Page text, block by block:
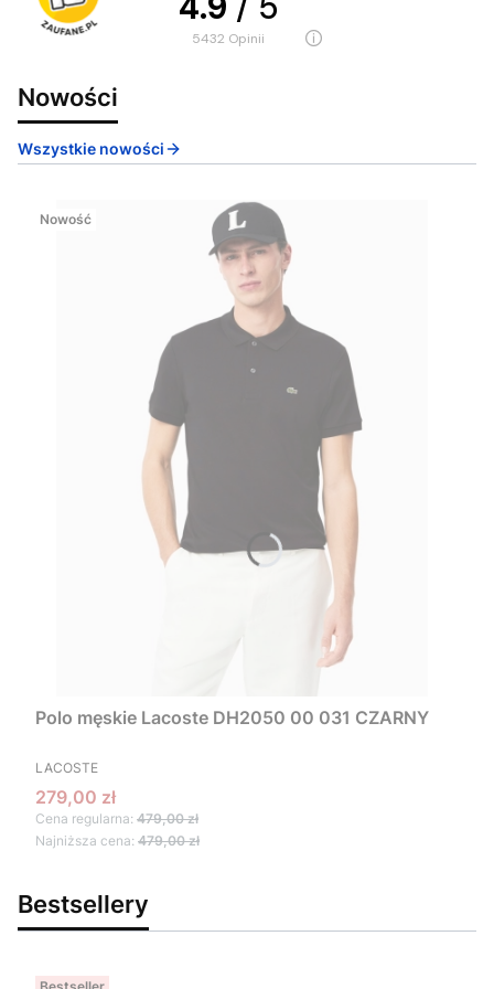
5432 opinii
Nowości
Wszystkie nowości
Nowość
Polo męskie Lacoste DH2050 00 031 CZARNY
PRODUCENT
LACOSTE
Cena promocyjna
279,00 zł
Cena regularna: 479,00 zł
Najniższa cena: 479,00 zł
Bestsellery